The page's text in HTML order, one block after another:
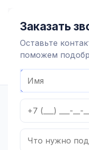
Молокоприемные узлы
Камера
Заказать
Оставьте
поможем